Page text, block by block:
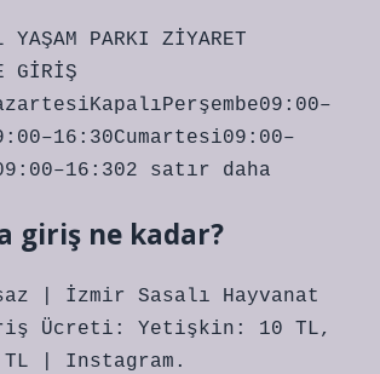
YAŞAM PARKI ZİYARET
GİRİŞ
satır daha
giriş ne kadar?
| İzmir Sasalı Hayvanat
Ücreti: Yetişkin: 10 TL,
| Instagram.